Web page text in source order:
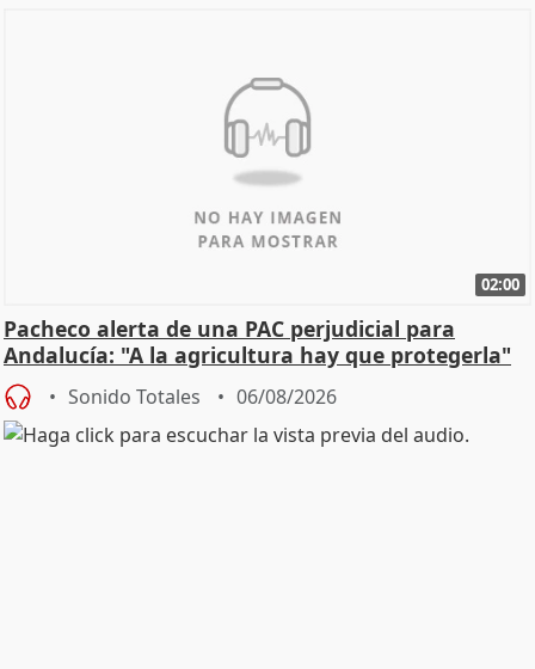
02:00
Pacheco alerta de una PAC perjudicial para
Andalucía: "A la agricultura hay que protegerla"
Sonido Totales 06/08/2026